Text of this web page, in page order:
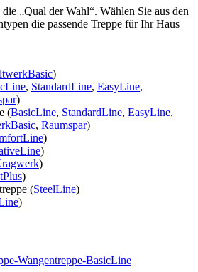
„Qual der Wahl“. Wählen Sie aus den
die passende Treppe für Ihr Haus
)
, StandardLine, EasyLine,
)
(BasicLine, StandardLine, EasyLine,
, Raumspar)
)
)
)
)
(SteelLine)
)